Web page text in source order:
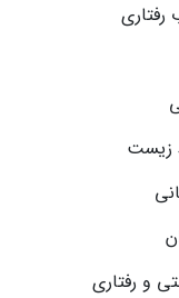
رفتاری
زیست
و رفتاری